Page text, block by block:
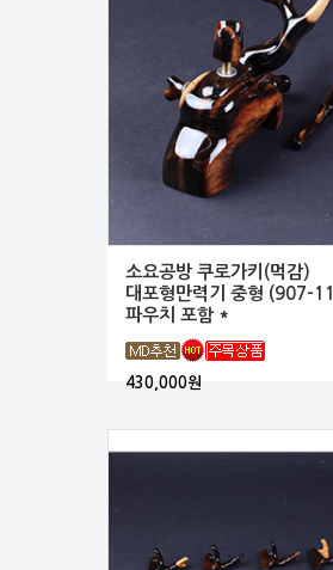
소요공방 쿠로가키(먹감)
대포형만력기 중형 (907-
파우치 포함 *
430,000원